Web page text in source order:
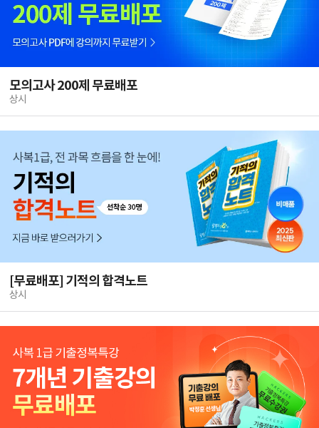
모의고사 200제 무료배포
상시
[무료배포] 기적의 합격노트
상시